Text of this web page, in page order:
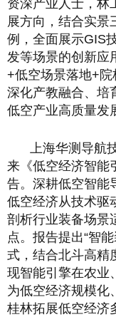
资深产业人士，林
展方向，结合实景
例，全面展示GIS
发等场景的创新应
+低空场景落地+院
深化产教融合、培
低空产业高质量发
上海华测导航
来《低空经济智能
告。深耕低空智能
低空经济从技术驱
剖析行业装备场景
点。报告提出“智
式，结合北斗高精
现智能引擎在农业
为低空经济规模化
桂林拓展低空经济